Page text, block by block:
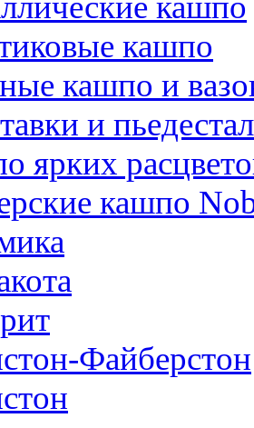
кашпо
кашпо и
и
ярких
кашпо
Файберстон